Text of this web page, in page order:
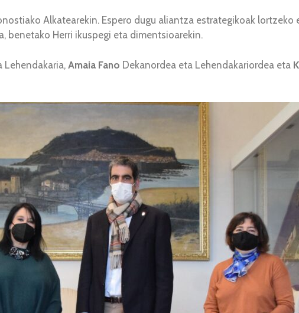
Alkatearekin. Espero dugu aliantza estrategikoak lortzeko
benetako Herri ikuspegi eta dimentsioarekin.
Lehendakaria,Amaia Fano Dekanordea eta Lehendakariordea eta